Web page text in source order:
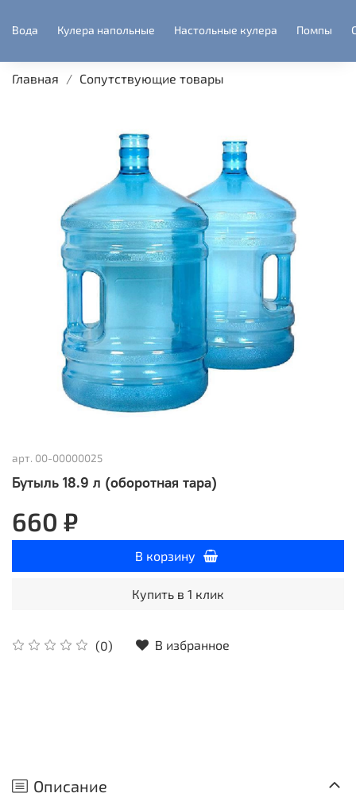
Вода Кулера напольные Настольные кулера Помпы
Главная Сопутствующие товары
арт. 00-00000025
Бутыль 18.9 л (оборотная тара)
(0) В избранное
660 ₽
В корзину
Купить в 1 клик
Описание